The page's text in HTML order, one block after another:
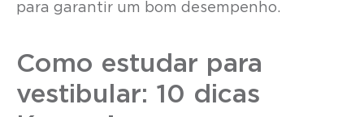
para garantir um bom desempenho.
Como estudar para
vestibular: 10 dicas